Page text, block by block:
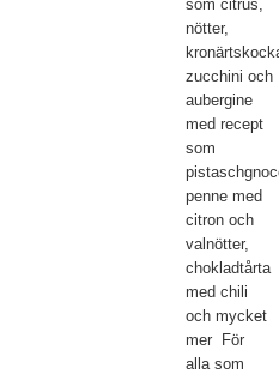
som citrus,
nötter,
zucchini och
aubergine
med recept
som
penne med
citron och
valnötter,
chokladtårta
med chili
och mycket
mer För
alla som